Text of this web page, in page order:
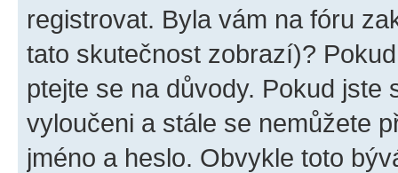
registrovat. Byla vám na fóru
tato skutečnost zobrazí)?
ptejte se na důvody. Pokud jste
vyloučeni a stále se nemůžete
jméno a heslo. Obvykle toto